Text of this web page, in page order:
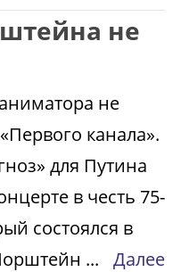
не
не
канала».
для Путина
в честь 75-
состоялся в
...
Далее